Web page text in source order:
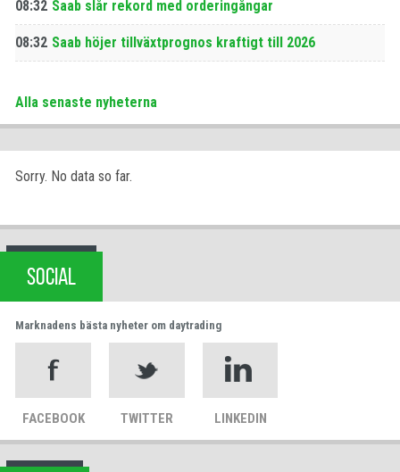
08:32 Saab slår rekord med orderingångar
08:32 Saab höjer tillväxtprognos kraftigt till 2026
Alla senaste nyheterna
Sorry. No data so far.
SOCIAL
Marknadens bästa nyheter om daytrading
FACEBOOK TWITTER LINKEDIN